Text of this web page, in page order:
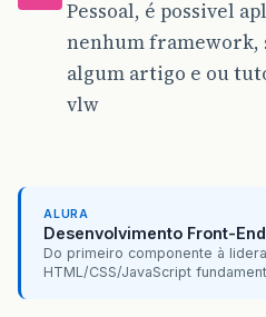
Pessoal, é possivel
nenhum framework,
algum artigo e ou
vlw
ALURA
Desenvolvimento Front-
Do primeiro componente à
HTML/CSS/JavaScript